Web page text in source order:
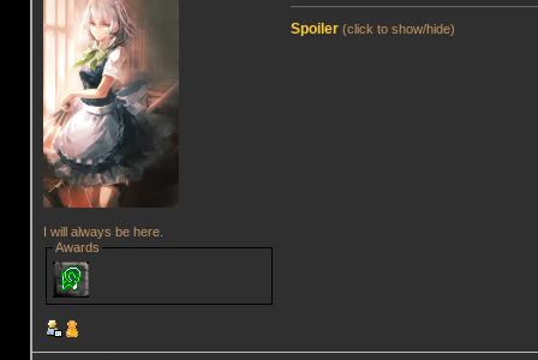
I will always be here.
Awards
Spoiler (click to show/hide)